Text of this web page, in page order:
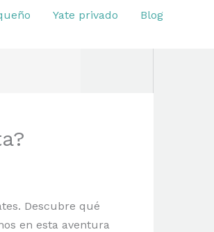
Yate privado
Blog
Descubre qué
en esta aventura